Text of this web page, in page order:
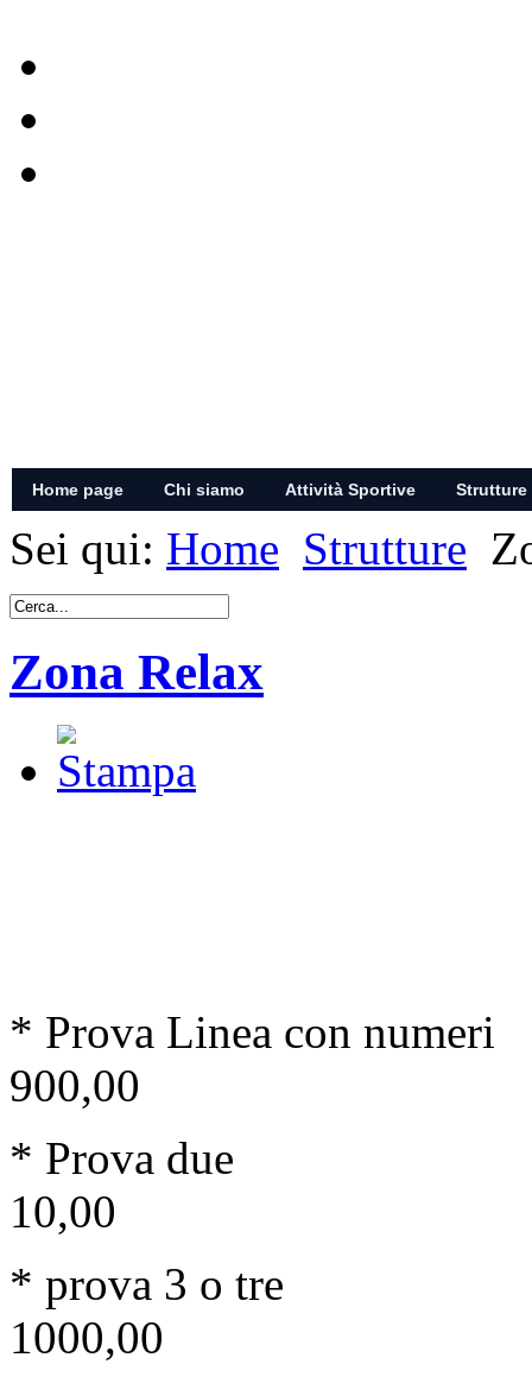
Home page Chi siamo Attività Sportive Strutture
Sei qui: Home Strutture
Zona Relax
* Prova
900,00
*
10,00
*
1000,00